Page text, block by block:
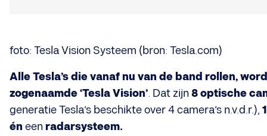
foto: Tesla Vision Systeem (bron: Tesla.com)
Alle Tesla’s die vanaf nu van de band rollen,
zogenaamde ‘Tesla Vision’. Dat zijn8 optische
generatie Tesla’s beschikte over 4 camera’s n.v.d.r.),
én een radarsysteem.